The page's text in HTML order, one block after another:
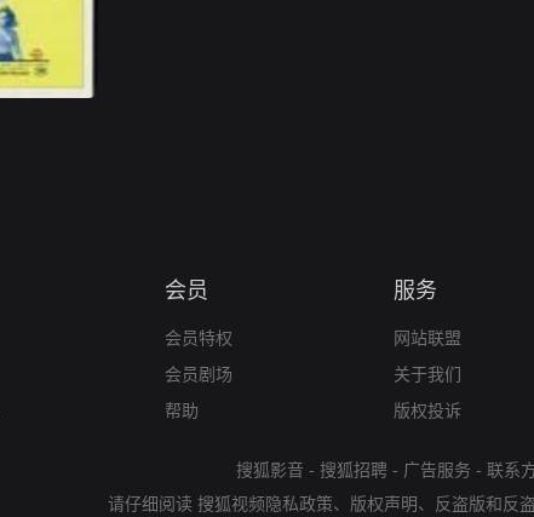
会员
会员特权
会员剧场
帮助
服务
网站联盟
关于我们
版权投诉
搜狐影音 - 搜狐招聘 - 广告服务 - 联系
请仔细阅读 搜狐视频隐私政策、 版权声明 、 反盗版和反